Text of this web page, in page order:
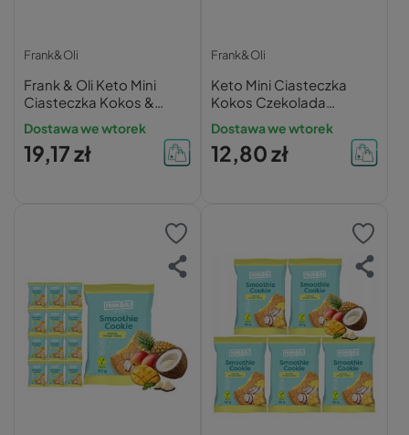
Frank&Oli
Frank & Oli Keto Mini
Ciasteczka Kokos &
Czekolada Trójpak
Dostawa we wtorek
19,17 zł
Frank&Oli
Keto Mini Ciasteczka
Kokos Czekolada
Dwupak Frank & Oli 180g
Dostawa we wtorek
12,80 zł